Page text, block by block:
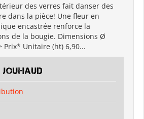
des verres fait danser des
dans la pièce! Une fleur en
encastrée renforce la
de la bougie. Dimensions Ø
Prix* Unitaire (ht) 6,90...